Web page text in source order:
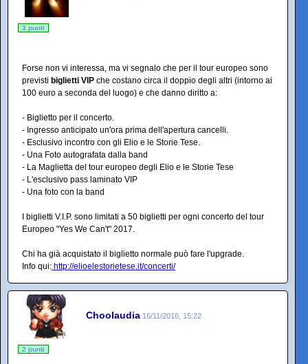
3 punti
Forse non vi interessa, ma vi segnalo che per il tour europeo sono
previsti biglietti VIP che costano circa il doppio degli altri (intorno ai
100 euro a seconda del luogo) e che danno diritto a:
- Biglietto per il concerto.
- Ingresso anticipato un'ora prima dell'apertura cancelli.
- Esclusivo incontro con gli Elio e le Storie Tese.
- Una Foto autografata dalla band
- La Maglietta del tour europeo degli Elio e le Storie Tese
- L'esclusivo pass laminato VIP
- Una foto con la band
I biglietti V.I.P. sono limitati a 50 biglietti per ogni concerto del tour
Europeo "Yes We Can't" 2017.
Chi ha già acquistato il biglietto normale può fare l'upgrade.
Info qui: http://elioelestorietese.it/concerti/
Choolaudia 16/11/2016, 15:22
2 punti